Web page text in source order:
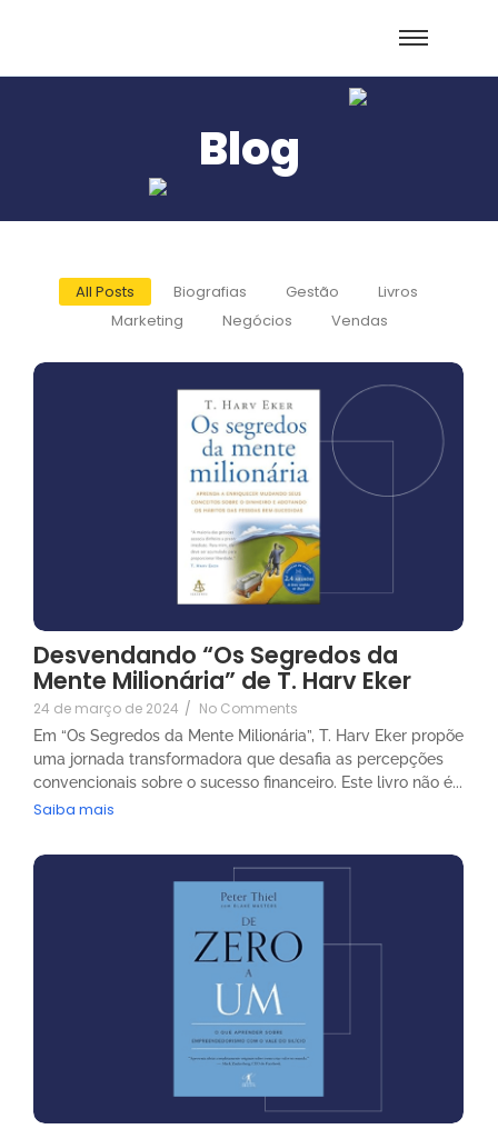
Blog
All Posts Biografias Gestão
Livros
Marketing
Negócios Vendas
Desvendando “Os Segredos da
Mente Milionária” de T. Harv Eker
24 de março de 2024 / No Comments
Em “Os Segredos da Mente Milionária”, T. Harv Eker propõe
uma jornada transformadora que desafia as percepções
convencionais sobre o sucesso financeiro. Este livro não é...
Saiba mais